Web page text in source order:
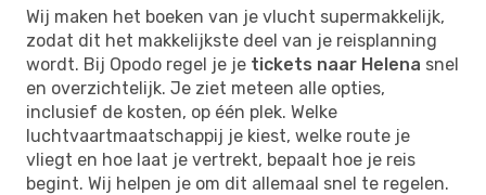
Wij maken het boeken van je vlucht supermakkelijk,
zodat dit het makkelijkste deel van je reisplanning
wordt. Bij Opodo regel je je tickets naar Helena snel
en overzichtelijk. Je ziet meteen alle opties,
inclusief de kosten, op één plek. Welke
luchtvaartmaatschappij je kiest, welke route je
vliegt en hoe laat je vertrekt, bepaalt hoe je reis
begint. Wij helpen je om dit allemaal snel te regelen.